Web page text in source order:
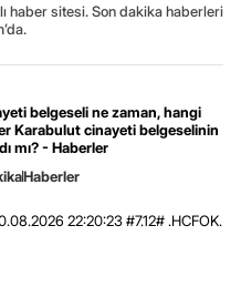
haber sitesi. Son dakika haberleri
belgeseli ne zaman, hangi
Karabulut cinayeti belgeselinin
mı? - Haberler
Haberler
22:20:23 #7.12# .HCFOK.